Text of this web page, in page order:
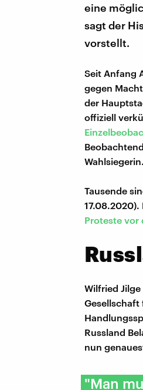
eine
sagt der
vorstellt.
Seit Anfang
gegen
der
offiziell
Wahlsiegerin.
Tausende
Proteste vor
Wilfried
Russland
nun
"Man